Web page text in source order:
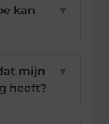
kan
▼
mijn
heeft?
▼